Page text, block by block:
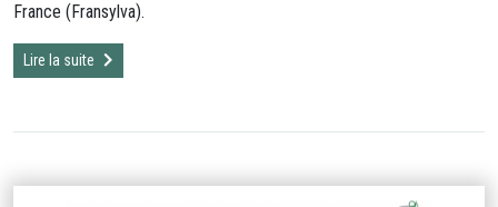
France (Fransylva).
Lire la suite